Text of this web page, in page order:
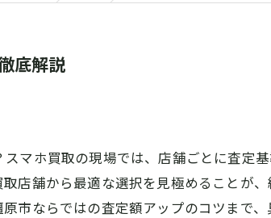
底解説
マホ買取の現場では、店舗ごとに査定
店舗から最適な選択を見極めることが
市ならではの査定額アップのコツまで